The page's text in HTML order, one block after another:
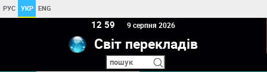
РУС УКР ENG
12:59 9 серпня 2026
Світ перекладів